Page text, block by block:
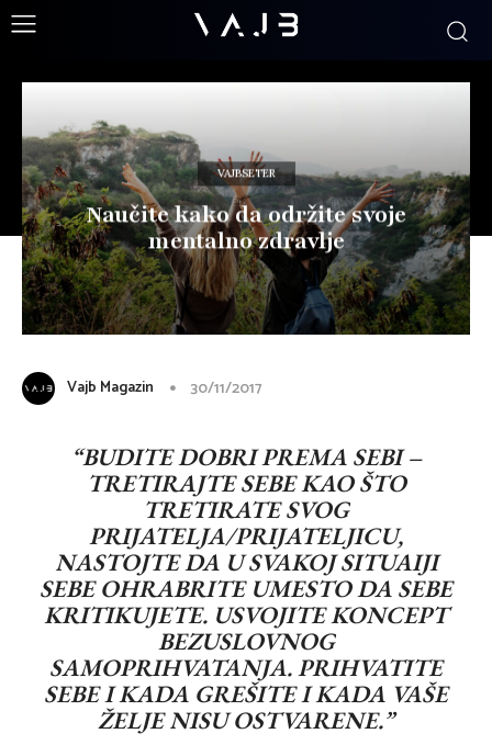
VAJBSETER
Naučite kako da održite svoje
mentalno zdravlje
Vajb Magazin 30/11/2017
“BUDITE DOBRI PREMA SEBI –
TRETIRAJTE SEBE KAO ŠTO
TRETIRATE SVOG
PRIJATELJA/PRIJATELJICU,
NASTOJTE DA U SVAKOJ SITUAIJI
SEBE OHRABRITE UMESTO DA SEBE
KRITIKUJETE. USVOJITE KONCEPT
BEZUSLOVNOG
SAMOPRIHVATANJA. PRIHVATITE
SEBE I KADA GREŠITE I KADA VAŠE
ŽELJE NISU OSTVARENE.”